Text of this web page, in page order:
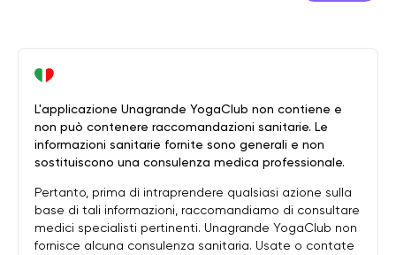
L'applicazione Unagrande YogaClub non contiene e
non può contenere raccomandazioni sanitarie. Le
informazioni sanitarie fornite sono generali e non
sostituiscono una consulenza medica professionale.
Pertanto, prima di intraprendere qualsiasi azione sulla
base di tali informazioni, raccomandiamo di consultare
medici specialisti pertinenti. Unagrande YogaClub non
fornisce alcuna consulenza sanitaria. Usate o contate